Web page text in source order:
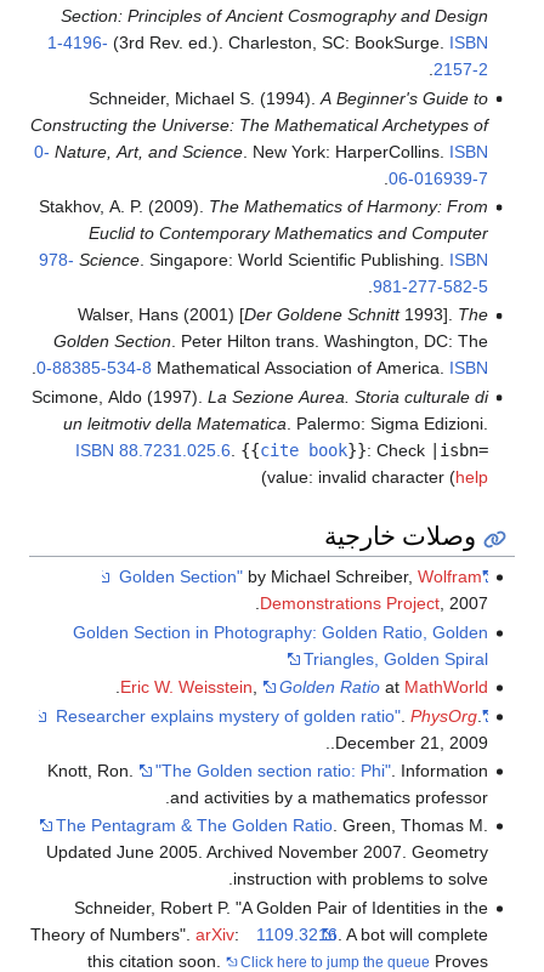
Section: Principles of Ancient
(3rd Rev. ed.). Charleston,
1-4196-
Schneider, Michael S. (1994).
Constructing the Universe: The
Nature, Art, and Science . New York:
0-
Stakhov, A. P. (2009).The
Euclid to Contemporary
Science. Singapore: World
978-
Walser, Hans (2001) [Der
Golden Section. Peter Hilton trans.
Mathematical
0-88385-534-8
.
Scimone, Aldo (1997).La Sezione
un leitmotiv della Matematica
ISBN 88.7231.025.6 {{cite
value:
)
by Michael
Golden Section in Photography:
Eric W. Weisstein, Golden
.
Knott, Ron.
"The Golden section
and activities by a
The Pentagram & The Golden Ratio
Updated June 2005. Archived
instruction
Schneider, Robert P. "A Golden
Theory of Numbers".arXiv: 1109.3216
this citation soon.
Click here to